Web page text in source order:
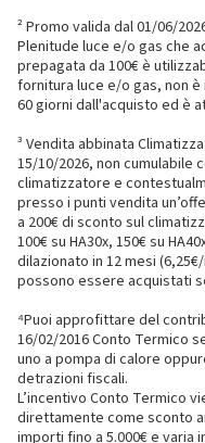
² Promo valida dal 01/06/
Plenitude luce e/o gas che
prepagata da 100€ è
fornitura luce e/o gas, non
60 giorni dall'acquisto ed è
³ Vendita abbinata
15/10/2026, non cumulabile
climatizzatore e
presso i punti vendita
a 200€ di sconto sul
100€ su HA30x, 150€ su
dilazionato in 12 mesi
possono essere acquistati
⁴Puoi approfittare del
16/02/2016 Conto Termico
uno a pompa di calore
detrazioni fiscali.
L’incentivo Conto Termico
direttamente come sconto
importi fino a 5.000€ e varia